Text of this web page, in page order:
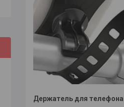
Держатель для телефона